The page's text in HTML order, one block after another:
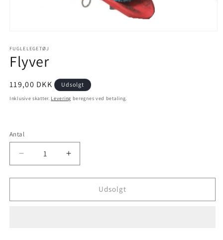
1
i
modus
FUGLELEGETØJ
Flyver
Normalpris
119,00 DKK Udsolgt
Inklusive skatter. Levering beregnes ved betaling.
Antal
Antal
Reducer
antallet
for
Øg
antallet
for
Udsolgt